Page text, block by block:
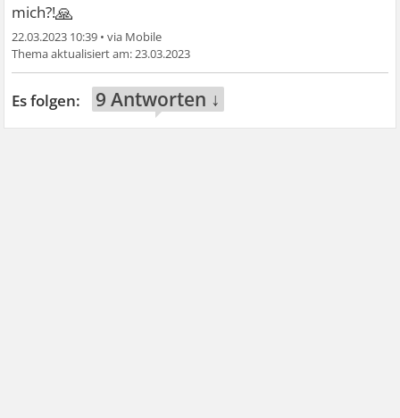
mich?!🙏
22.03.2023 10:39 •
23.03.2023
9 Antworten ↓